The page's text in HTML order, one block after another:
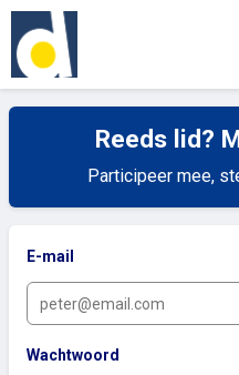
Reeds lid?
Participeer mee,
E-mail
Wachtwoord